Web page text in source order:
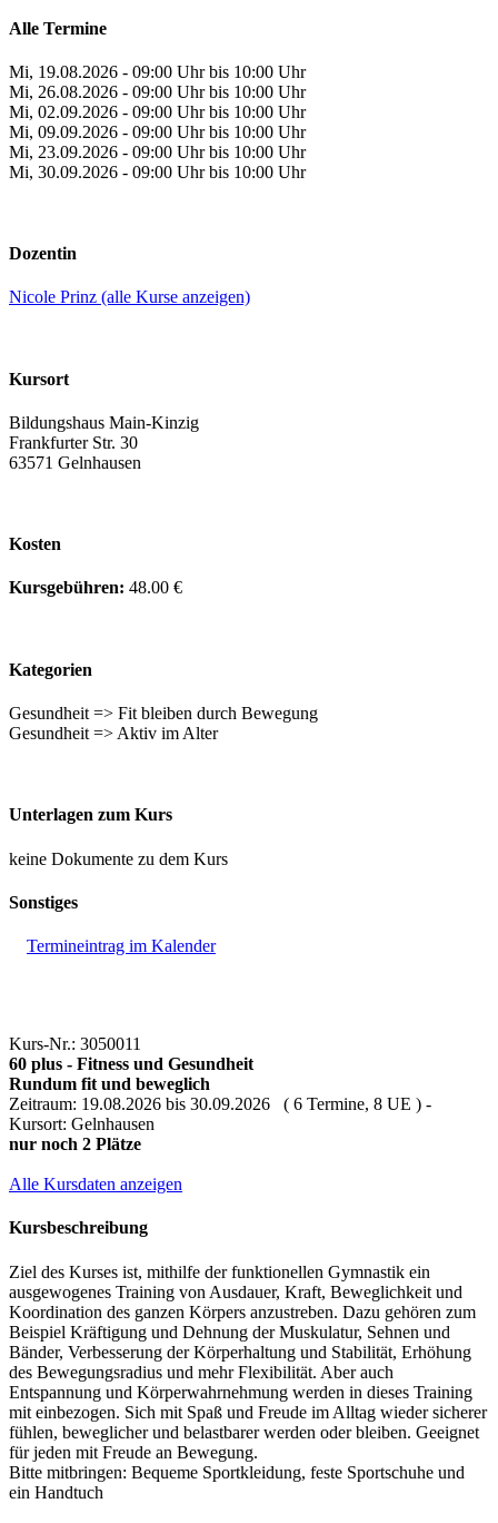
Alle Termine
Mi, 19.08.2026 - 09:00 Uhr bis 10:00 Uhr
Mi, 26.08.2026 - 09:00 Uhr bis 10:00 Uhr
Mi, 02.09.2026 - 09:00 Uhr bis 10:00 Uhr
Mi, 09.09.2026 - 09:00 Uhr bis 10:00 Uhr
Mi, 23.09.2026 - 09:00 Uhr bis 10:00 Uhr
Mi, 30.09.2026 - 09:00 Uhr bis 10:00 Uhr
Dozentin
Nicole Prinz (alle Kurse anzeigen)
Kursort
Bildungshaus Main-Kinzig
Frankfurter Str. 30
63571 Gelnhausen
Kosten
Kursgebühren: 48.00 €
Kategorien
Gesundheit => Fit bleiben durch Bewegung
Gesundheit => Aktiv im Alter
Unterlagen zum Kurs
keine Dokumente zu dem Kurs
Sonstiges
Termineintrag im Kalender
Kurs-Nr.: 3050011
60 plus - Fitness und Gesundheit
Rundum fit und beweglich
Zeitraum: 19.08.2026 bis 30.09.2026 ( 6 Termine, 8 UE ) -
Kursort: Gelnhausen
nur noch 2 Plätze
Alle Kursdaten anzeigen
Kursbeschreibung
Ziel des Kurses ist, mithilfe der funktionellen Gymnastik ein
ausgewogenes Training von Ausdauer, Kraft, Beweglichkeit und
Koordination des ganzen Körpers anzustreben. Dazu gehören zum
Beispiel Kräftigung und Dehnung der Muskulatur, Sehnen und
Bänder, Verbesserung der Körperhaltung und Stabilität, Erhöhung
des Bewegungsradius und mehr Flexibilität. Aber auch
Entspannung und Körperwahrnehmung werden in dieses Training
mit einbezogen. Sich mit Spaß und Freude im Alltag wieder sicherer
fühlen, beweglicher und belastbarer werden oder bleiben. Geeignet
für jeden mit Freude an Bewegung.
Bitte mitbringen: Bequeme Sportkleidung, feste Sportschuhe und
ein Handtuch